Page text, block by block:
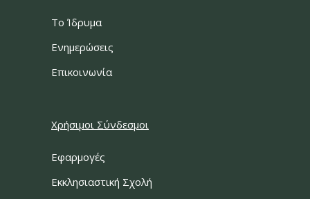
Το Ίδρυμα
Ενημερώσεις
Επικοινωνία
Χρήσιμοι Σύνδεσμοι
Εφαρμογές
Εκκλησιαστική Σχολή